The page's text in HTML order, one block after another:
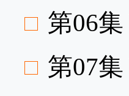
第06集
第07集